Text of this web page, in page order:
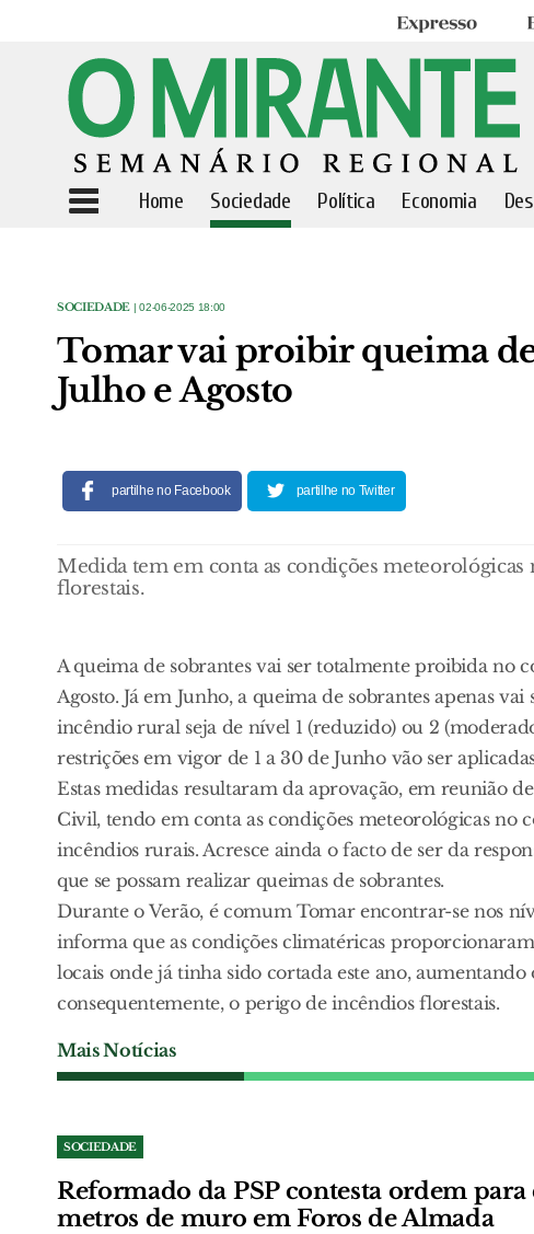
Expresso
Home Sociedade Política Economia
SOCIEDADE | 02-06-2025 18:00
Tomar vai proibir queima
Julho e Agosto
partilhe no Facebook partilhe no Twitter
Medida tem em conta as condições
florestais.
A queima de sobrantes vai ser totalmente proibida no
Agosto. Já em Junho, a queima de sobrantes apenas
incêndio rural seja de nível 1 (reduzido) ou 2
restrições em vigor de 1 a 30 de Junho vão ser
Estas medidas resultaram da aprovação, em reunião
Civil, tendo em conta as condições meteorológicas no
incêndios rurais. Acresce ainda o facto de ser da
que se possam realizar queimas de sobrantes.
Durante o Verão, é comum Tomar encontrar-se nos
informa que as condições climatéricas
locais onde já tinha sido cortada este ano,
consequentemente, o perigo de incêndios florestais.
Mais Notícias
SOCIEDADE
Reformado da PSP contesta ordem
metros de muro em Foros de Almada